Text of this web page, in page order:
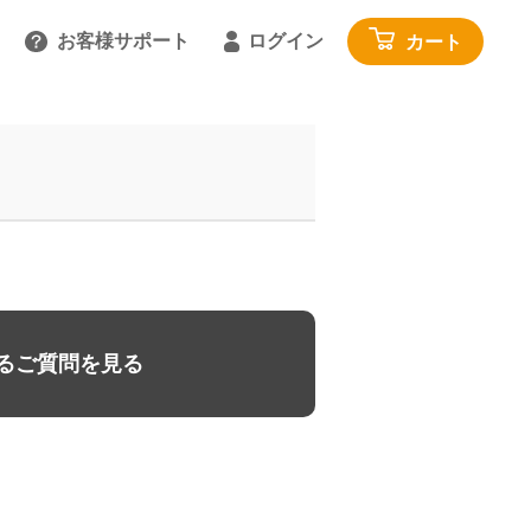
お客様サポート
せる
ログイン カート
寝具・家具・収納
ご質問を見る